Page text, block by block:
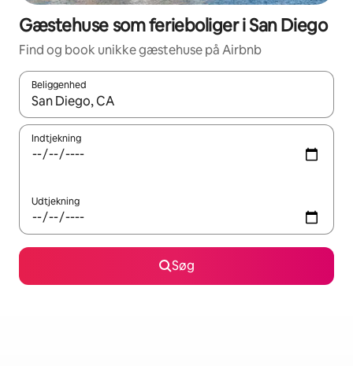
Gæstehuse som ferieboliger i San Diego
Find og book unikke gæstehuse på Airbnb
Beliggenhed
Når resultaterne er tilgængelige, skal du navigere med
Indtjekning
Udtjekning
Søg